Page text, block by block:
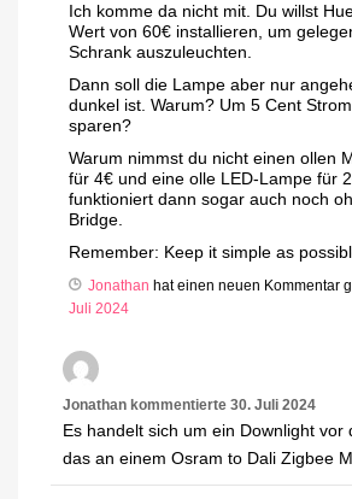
Ich komme da nicht mit. Du willst
Wert von 60€ installieren, um
Schrank auszuleuchten.
Dann soll die Lampe aber nur
dunkel ist. Warum? Um 5 Cent
sparen?
Warum nimmst du nicht einen ollen
für 4€ und eine olle LED-Lampe für
funktioniert dann sogar auch noch
Bridge.
Remember: Keep it simple as
Jonathan hat einen neuen Kommentar
Juli 2024
Jonathan kommentierte 30. Juli 2024
Es handelt sich um ein Downlight vor
das an einem Osram to Dali Zigbee